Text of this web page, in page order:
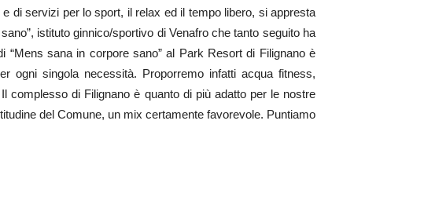
di servizi per lo sport, il relax ed il tempo libero, si appresta
istituto ginnico/sportivo di Venafro che tanto seguito ha
sana in corpore sano” al Park Resort di Filignano è
ogni singola necessità. Proporremo infatti acqua fitness,
complesso di Filignano è quanto di più adatto per le nostre
del Comune, un mix certamente favorevole. Puntiamo